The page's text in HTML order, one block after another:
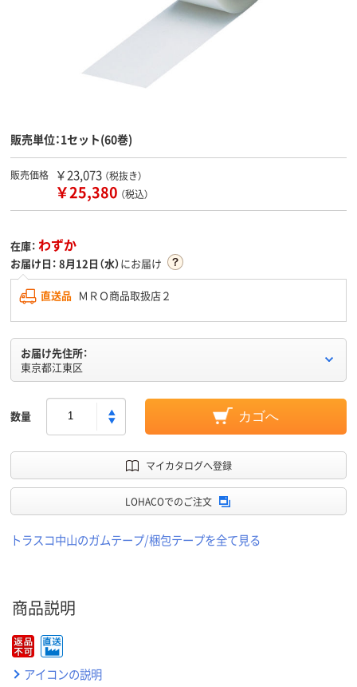
販売単位：1セット(60巻)
販売価格 ￥23,073 （税抜き）
￥25,380 （税込）
在庫： わずか
お届け日： 8月12日（水）にお届け
直送品 ＭＲＯ商品取扱店２
お届け先住所：
東京都江東区
数量 カゴへ
マイカタログへ登録
LOHACOでのご注文
トラスコ中山のガムテープ/梱包テープを全て見る
商品説明
アイコンの説明